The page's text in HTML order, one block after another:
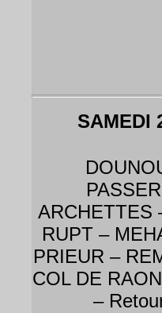
SAMEDI
ARCHETTES
RUPT –
PRIEUR –
COL DE
–